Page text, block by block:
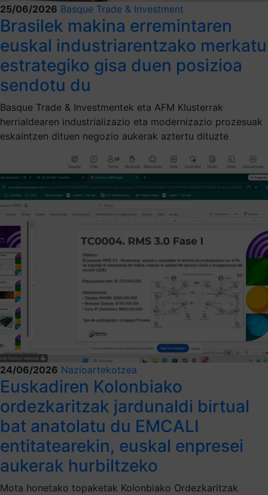
25/06/2026 Basque Trade & Investment
Brasilek makina erremintaren
euskal industriarentzako merkatu
estrategiko gisa duen posizioa
sendotu du
Basque Trade & Investmentek eta AFM Klusterrak
herrialdearen industrializazio eta modernizazio prozesuak
eskaintzen dituen negozio aukerak aztertu dituzte
24/06/2026 Nazioartekotzea
Euskadiren Kolonbiako
ordezkaritzak jardunaldi birtual
bat anatolatu du EMCALI
entitatearekin, euskal enpresei
aukerak hurbiltzeko
Mota honetako topaketak Kolonbiako Ordezkaritzak